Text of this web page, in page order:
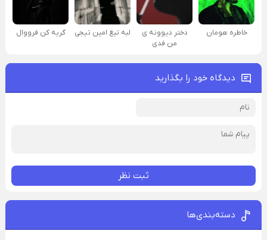
خاطره هومان
دختر دیوونه‌ ی
من فدی
لبه تیغ امین تیجی گریه کن فرووال
دیدگاه خود را بگذارید
ثبت نظر
دسته‌بندی‌ها